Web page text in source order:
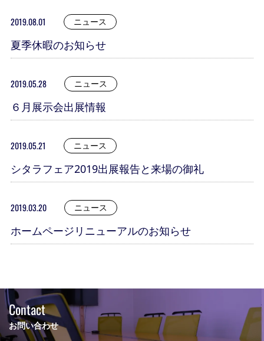
2019.08.01 ニュース
夏季休暇のお知らせ
2019.05.28 ニュース
６月展示会出展情報
2019.05.21 ニュース
シタラフェア2019出展報告と来場の御礼
2019.03.20 ニュース
ホームページリニューアルのお知らせ
Contact
お問い合わせ